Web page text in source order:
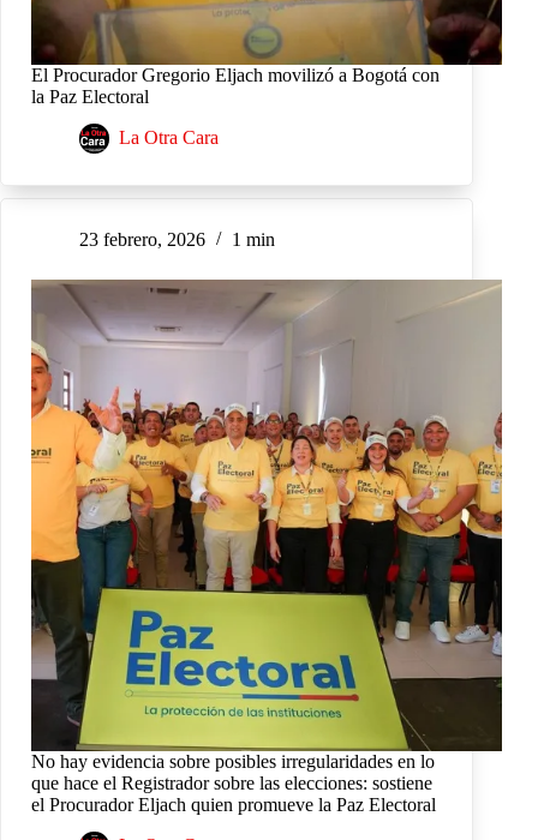
El Procurador Gregorio Eljach movilizó a Bogotá con
la Paz Electoral
La Otra Cara
23 febrero, 2026 1 min
No hay evidencia sobre posibles irregularidades en lo
que hace el Registrador sobre las elecciones: sostiene
el Procurador Eljach quien promueve la Paz Electoral